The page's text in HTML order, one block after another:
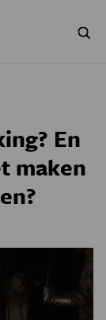
BLOGS
En
maken